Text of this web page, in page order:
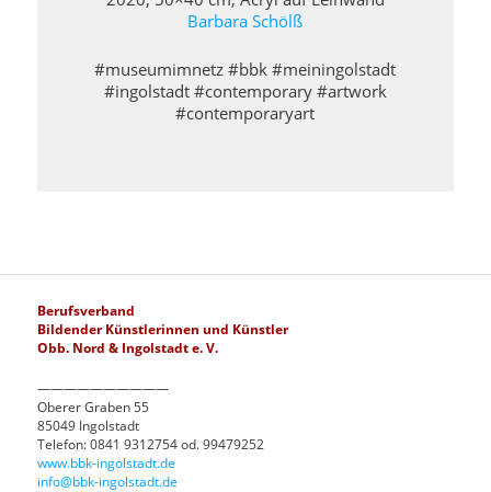
Barbara Schölß
#museumimnetz #bbk #meiningolstadt
#ingolstadt #contemporary #artwork
#contemporaryart
Berufsverband
Bildender Künstlerinnen und Künstler
Obb. Nord & Ingolstadt e. V.
——————————
Oberer Graben 55
85049 Ingolstadt
Telefon: 0841 9312754 od. 99479252
www.bbk-ingolstadt.de
info@bbk-ingolstadt.de